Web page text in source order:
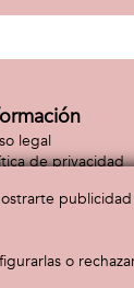
legal
de privacidad
o